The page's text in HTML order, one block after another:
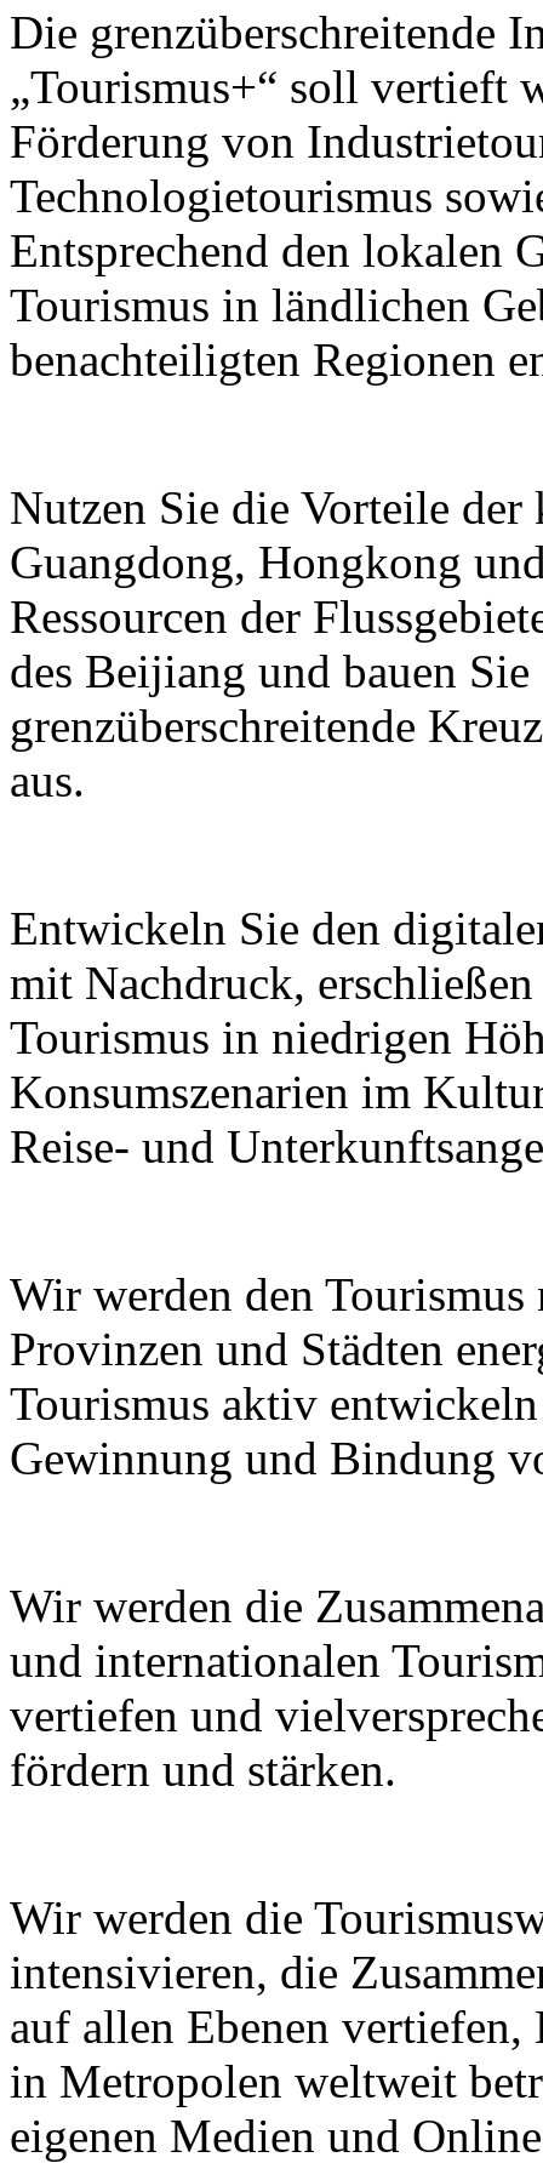
Die grenzüberschreitende
„Tourismus+“ soll vertieft
Förderung von
Technologietourismus
Entsprechend den lokalen
Tourismus in ländlichen
benachteiligten Regionen
Nutzen Sie die Vorteile der
Guangdong, Hongkong
Ressourcen der
des Beijiang und bauen
grenzüberschreitende
aus.
Entwickeln Sie den
mit Nachdruck,
Tourismus in niedrigen
Konsumszenarien im
Reise- und
Wir werden den Tourismus
Provinzen und Städten
Tourismus aktiv
Gewinnung und Bindung
Wir werden die
und internationalen
vertiefen und
fördern und stärken.
Wir werden die
intensivieren, die
auf allen Ebenen
in Metropolen weltweit
eigenen Medien und